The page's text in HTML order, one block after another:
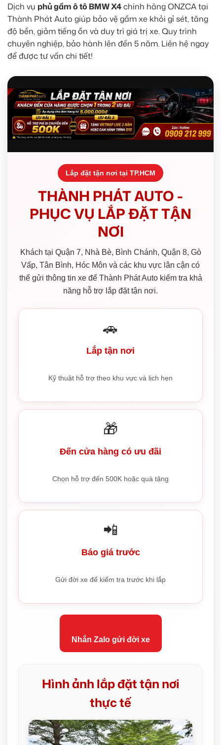
Dịch vụ phủ gầm ô tô BMW X4chính hãng ONZCA tại
Thành Phát Auto giúp bảo vệ gầm xe khỏi gỉ sét, tăng
độ bền, giảm tiếng ồn và duy trì giá trị xe. Quy trình
chuyên nghiệp, bảo hành lên đến 5 năm. Liên hệ ngay
để được tư vấn chi tiết!
Lắp đặt tận nơi tại TP.HCM
THÀNH PHÁT AUTO -
PHỤC VỤ LẮP ĐẶT TẬN
NƠI
Khách tại Quận 7, Nhà Bè, Bình Chánh, Quận 8, Gò
Vấp, Tân Bình, Hóc Môn và các khu vực lân cận có
thể gửi thông tin xe để Thành Phát Auto kiểm tra khả
năng hỗ trợ lắp đặt tận nơi.
🚗
Lắp tận nơi
Kỹ thuật hỗ trợ theo khu vực và lịch hẹn
🎁
Đến cửa hàng có ưu đãi
Chọn hỗ trợ đến 500K hoặc quà tặng
📲
Báo giá trước
Gửi đời xe để kiểm tra trước khi lắp
Nhắn Zalo gửi đời xe
Hình ảnh lắp đặt tận nơi
thực tế